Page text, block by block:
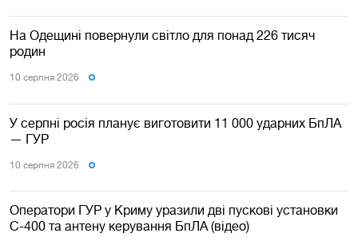
На Одещині повернули світло для понад 226 тисяч
родин
10 серпня 2026
У серпні росія планує виготовити 11 000 ударних БпЛА
— ГУР
10 серпня 2026
Оператори ГУР у Криму уразили дві пускові установки
С-400 та антену керування БпЛА (відео)